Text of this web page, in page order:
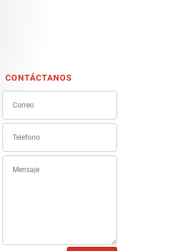
CONTÁCTANOS